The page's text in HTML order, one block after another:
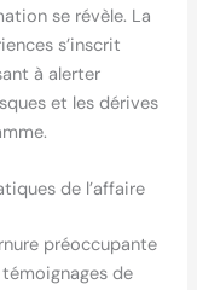
se révèle. La
s’inscrit
à alerter
et les dérives
de l’affaire
préoccupante
de